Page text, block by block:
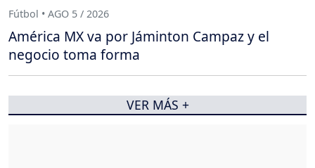
Fútbol • AGO 5 / 2026
América MX va por Jáminton Campaz y el
negocio toma forma
VER MÁS +